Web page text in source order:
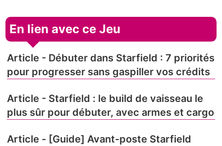
En lien avec ce Jeu
Article - Débuter dans Starfield : 7 priorités
pour progresser sans gaspiller vos crédits
Article - Starfield : le build de vaisseau le
plus sûr pour débuter, avec armes et cargo
Article - [Guide] Avant-poste Starfield